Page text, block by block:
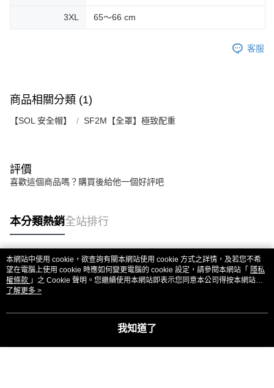
3XL 65～66 cm
客服
商品相關分類 (1)
【SOL 安全帽】 SF2M【全罩】極致配重
評價
喜歡這個商品嗎？購買後給他一個好評吧
本分類熱銷全站排行
熱門標籤
本網站中使用 cookie，欲查詢有關本網站使用 cookie 方式之詳情，及若您不希
望在電腦上使用 cookie 時應如何變更電腦的 cookie 設定，請參閱本網站「 隱私
權條款 」之 Cookie 聲明。您繼續使用本網站即表示您同意本公司得按本網站使
用條款之 Cookie 聲明使用 cookie。
了解更多 >
我知道了